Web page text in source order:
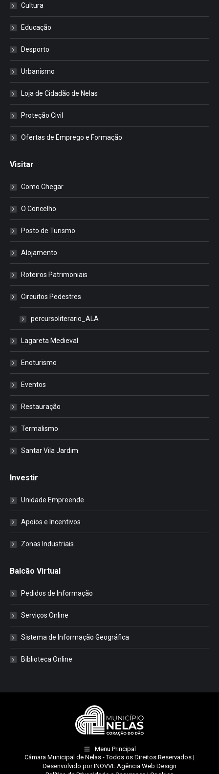
Cultura
Educação
Desporto
Urbanismo
Loja de Cidadão de Nelas
Proteção Civil
Ofertas de Emprego e Formação
Visitar
Como Chegar
O Concelho
Posto de Turismo
Alojamento
Roteiros Patrimoniais
Circuitos Pedestres
percursoliterario_ALA
Lagareta Medieval
Enoturismo
Eventos
Restauração
Termalismo
Santar Vila Jardim
Investir
Unidade Empreende
Apoios e Incentivos
Zonas Industriais
Balcão Virtual
Pedidos de Informação
Serviços Online
Sistema de Informação Geográfica
Biblioteca Online
Menu Principal
Câmara Municipal de Nelas - Todos os Direitos Reservados |
Desenvolvido porINOVVE Agência Web Design